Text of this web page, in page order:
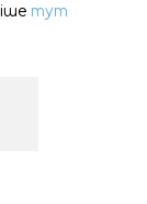
тут